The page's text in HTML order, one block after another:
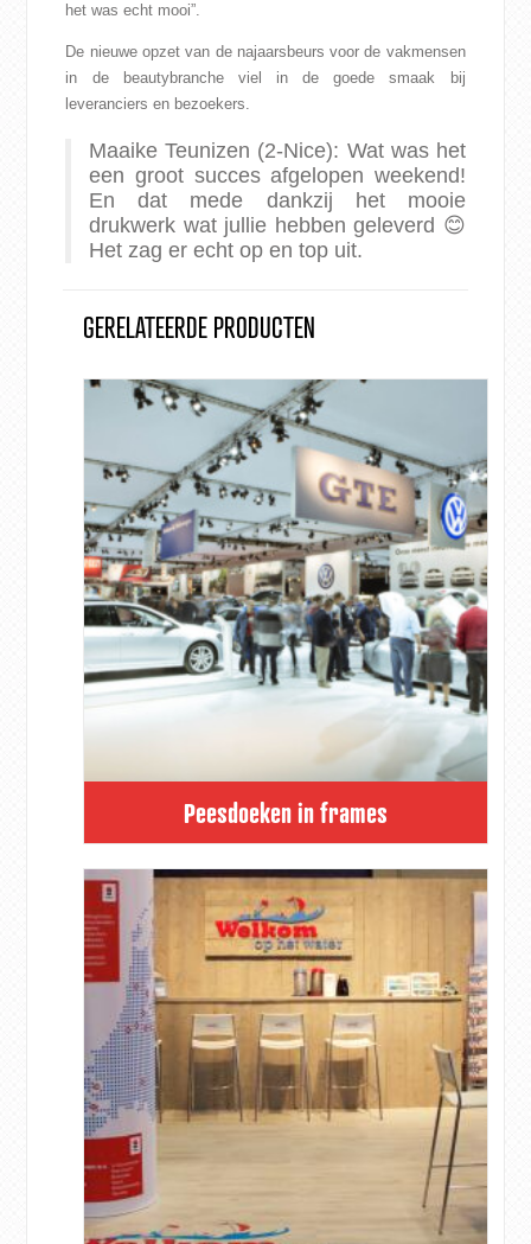
het was echt mooi”.
De nieuwe opzet van de najaarsbeurs voor de vakmensen
in de beautybranche viel in de goede smaak bij
leveranciers en bezoekers.
Maaike Teunizen (2-Nice): Wat was het
een groot succes afgelopen weekend!
En dat mede dankzij het mooie
drukwerk wat jullie hebben geleverd 😊
Het zag er echt op en top uit.
GERELATEERDE PRODUCTEN
Peesdoeken in frames